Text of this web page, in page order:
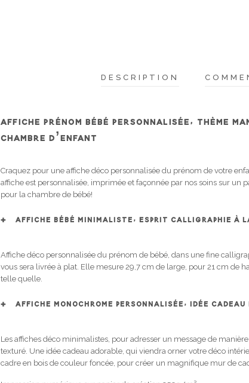
DESCRIPTION
AFFICHE PRÉNOM BÉBÉ PERSONNALISÉE, THÈME
CHAMBRE D’ENFANT
Craquez pour une affiche déco personnalisée du prénom de votre
affiche est personnalisée, imprimée et façonnée par nos soins sur
pour la chambre de bébé!
AFFICHE BÉBÉ MINIMALISTE, ESPRIT CALLIGRAPHIE À
Affiche déco personnalisée du prénom de bébé, dans une fine
vous sera livrée à plat. Elle mesure 29,7 cm de large, pour 21 cm de
telle quelle.
AFFICHE MONOCHROME PERSONNALISÉE, IDÉE CADEAU
Les affiches déco minimalistes, pour adresser un message de
texturé. Une idée cadeau adorable, qui viendra orner votre déco
cadre en bois de couleur foncée, pour créer un magnifique mur de